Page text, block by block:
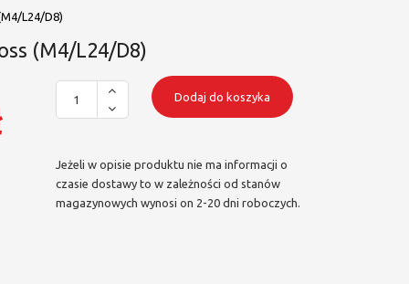
L24/D8)
(M4/L24/D8)
Dodaj do koszyka
Jeżeli w opisie produktu nie ma informacji o
czasie dostawy to w zależności od stanów
magazynowych wynosi on 2-20 dni roboczych.